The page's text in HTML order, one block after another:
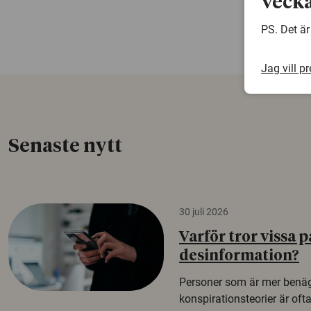
Senaste nytt
30 juli 2026
Varför tror vissa
desinformation?
Personer som är mer
konspirationsteorier är
PS. Det
Jag vill